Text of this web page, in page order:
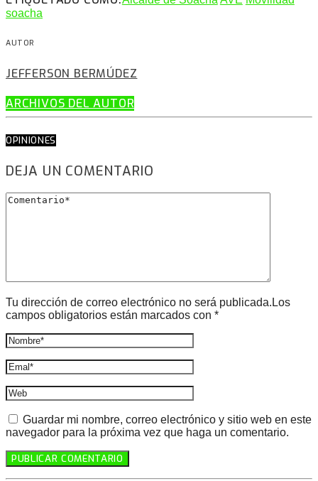
soacha
AUTOR
JEFFERSON BERMÚDEZ
ARCHIVOS DEL AUTOR
OPINIONES
DEJA UN COMENTARIO
Tu dirección de correo electrónico no será publicada.Los
campos obligatorios están marcados con *
Guardar mi nombre, correo electrónico y sitio web en este
navegador para la próxima vez que haga un comentario.